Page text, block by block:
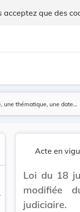
que des
judiciaire.
Acte en
Loi du 18
modifiée
judiciaire.